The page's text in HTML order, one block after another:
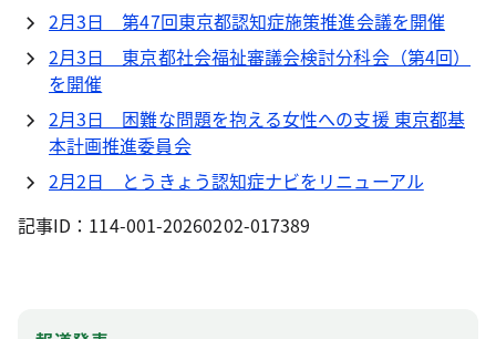
2月3日 第47回東京都認知症施策推進会議を開催
2月3日 東京都社会福祉審議会検討分科会（第4回）
を開催
2月3日 困難な問題を抱える女性への支援 東京都基
本計画推進委員会
2月2日 とうきょう認知症ナビをリニューアル
記事ID：114-001-20260202-017389